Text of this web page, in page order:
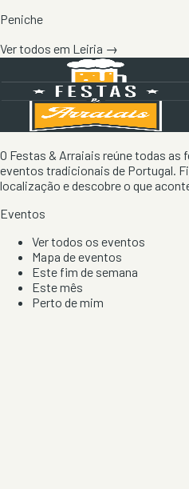
Peniche
Ver todos em Leiria →
O Festas & Arraiais reúne todas
eventos tradicionais de Portugal.
localização e descobre o que
Eventos
Ver todos os eventos
Mapa de eventos
Este fim de semana
Este mês
Perto de mim